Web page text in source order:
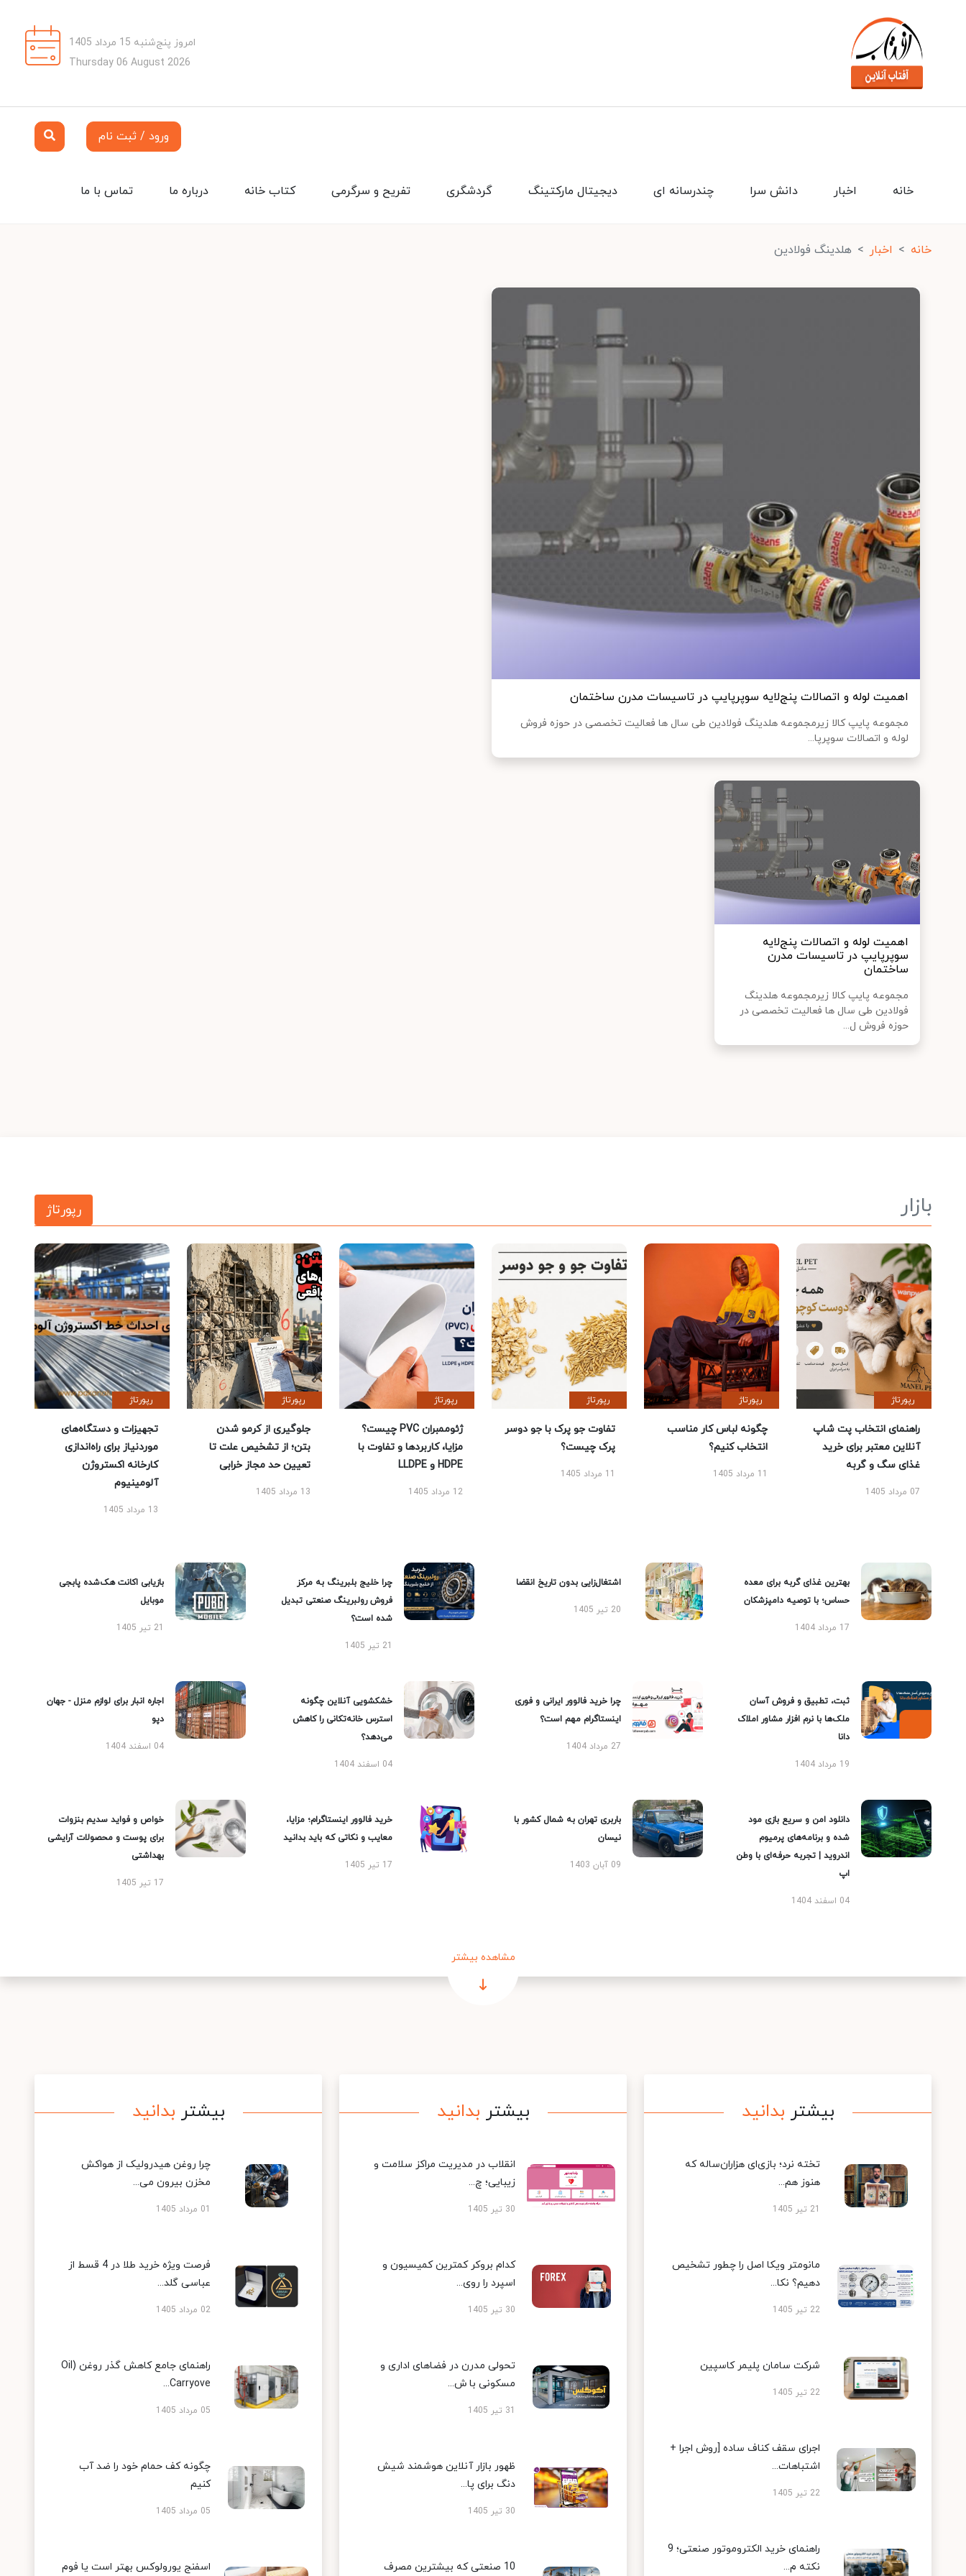
امروز پنج‌شنبه 15 مرداد 1405
Thursday 06 August 2026
ورود / ثبت نام
تماس با ما درباره ما کتاب خانه تفریح و سرگرمی گردشگری دیجیتال مارکتینگ چندرسانه ای دانش سرا اخبار خانه
خانه اخبار هلدینگ فولادین
اهمیت لوله و اتصالات پنج‌لایه سوپرپایپ در تاسیسات مدرن ساختمان
مجموعه پایپ کالا زیرمجموعه هلدینگ فولادین طی سال‌ ها فعالیت تخصصی در حوزه فروش
لوله و اتصالات سوپرپا...
اهمیت لوله و اتصالات پنج‌لایه
سوپرپایپ در تاسیسات مدرن
ساختمان
مجموعه پایپ کالا زیرمجموعه هلدینگ
فولادین طی سال‌ ها فعالیت تخصصی در
حوزه فروش ل...
بازار رپورتاژ
رپورتاژ
راهنمای انتخاب پت شاپ
آنلاین معتبر برای خرید
غذای سگ و گربه
07 مرداد 1405
رپورتاژ
چگونه لباس کار مناسب
انتخاب کنیم؟
11 مرداد 1405
رپورتاژ
تفاوت جو پرک با جو دوسر
پرک چیست؟
11 مرداد 1405
رپورتاژ
ژئوممبران PVC چیست؟
مزایا، کاربردها و تفاوت با
HDPE و LLDPE
12 مرداد 1405
رپورتاژ
جلوگیری از کرمو شدن
بتن؛ از تشخیص علت تا
تعیین حد مجاز خرابی
13 مرداد 1405
رپورتاژ
تجهیزات و دستگاه‌های
موردنیاز برای راه‌اندازی
کارخانه اکستروژن
آلومینیوم
13 مرداد 1405
بهترین غذای گربه برای معده
حساس؛ با توصیه دامپزشکان
17 مرداد 1404
اشتغال‌زایی بدون تاریخ انقضا
20 تیر 1405
چرا خلیج بلبرینگ به مرکز
فروش رولبرینگ صنعتی تبدیل
شده است؟
21 تیر 1405
بازیابی اکانت هک‌شده پابجی
موبایل
21 تیر 1405
ثبت، تطبیق و فروش آسان
ملک‌ها با نرم افزار مشاور املاک
دانا
19 مرداد 1404
چرا خرید فالوور ایرانی و فوری
اینستاگرام مهم است؟
27 مرداد 1404
خشکشویی آنلاین چگونه
استرس خانه‌تکانی را کاهش
می‌دهد؟
04 اسفند 1404
اجاره انبار برای لوازم منزل - جهان
دپو
04 اسفند 1404
دانلود امن و سریع بازی مود
شده و برنامه‌های پرمیوم
اندروید | تجربه حرفه‌ای با وطن
اپ
04 اسفند 1404
باربری تهران به شمال کشور با
نیسان
09 آبان 1403
خرید فالوور اینستاگرام؛ مزایا،
معایب و نکاتی که باید بدانید
17 تیر 1405
خواص و فواید سدیم بنزوات
برای پوست و محصولات آرایشی
بهداشتی
17 تیر 1405
مشاهده بیشتر
بیشتر بدانید
تخته نرد؛ بازی‌ای هزاران‌ساله که
هنوز هم...
21 تیر 1405
مانومتر ویکا اصل را چطور تشخیص
دهیم؟ نکا...
22 تیر 1405
شرکت سامان پلیمر کاسپین
22 تیر 1405
اجرای سقف کناف ساده [روش اجرا +
اشتباهات...
22 تیر 1405
راهنمای خرید الکتروموتور صنعتی؛ 9
نکته م...
بیشتر بدانید
انقلاب در مدیریت مراکز سلامت و
زیبایی؛ چ...
30 تیر 1405
کدام بروکر کمترین کمیسیون و
اسپرد را روی...
30 تیر 1405
تحولی مدرن در فضاهای اداری و
مسکونی با ش...
31 تیر 1405
ظهور بازار آنلاین هوشمند شیش
دنگ برای پا...
30 تیر 1405
10 صنعتی که بیشترین مصرف
بیشتر بدانید
چرا روغن هیدرولیک از هواکش
مخزن بیرون می...
01 مرداد 1405
فرصت ویژه خرید طلا در 4 قسط از
عباسی گلد...
02 مرداد 1405
راهنمای جامع کاهش گذر روغن (Oil
Carryove...
05 مرداد 1405
چگونه کف حمام خود را ضد آب
کنیم
05 مرداد 1405
اسفنج یورولوکس بهتر است یا فوم